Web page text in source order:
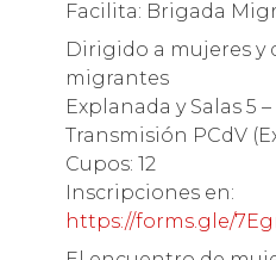
Facilita: Brigada
Dirigido a mujeres y
migrantes
Explanada y Salas 5
Transmisión PCdV
Cupos: 12
Inscripciones en:
https://forms.gle/